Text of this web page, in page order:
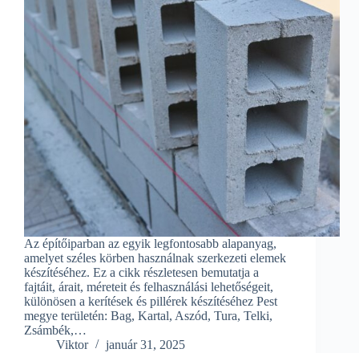
Az építőiparban az egyik legfontosabb alapanyag,
amelyet széles körben használnak szerkezeti elemek
készítéséhez. Ez a cikk részletesen bemutatja a
fajtáit, árait, méreteit és felhasználási lehetőségeit,
különösen a kerítések és pillérek készítéséhez Pest
megye területén: Bag, Kartal, Aszód, Tura, Telki,
Zsámbék,…
Viktor
január 31, 2025